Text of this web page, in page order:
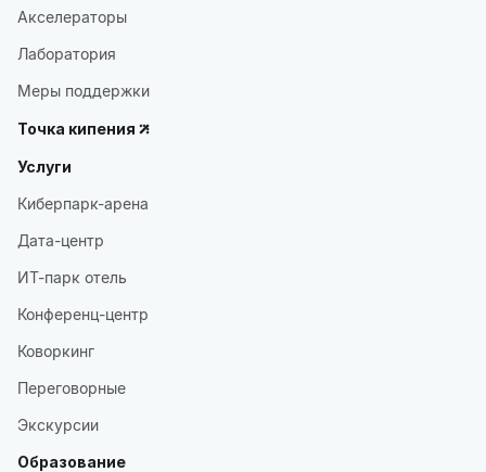
Акселераторы
Лаборатория
Меры поддержки
Точка кипения
Услуги
Киберпарк-арена
Дата-центр
ИТ-парк отель
Конференц-центр
Коворкинг
Переговорные
Экскурсии
Образование